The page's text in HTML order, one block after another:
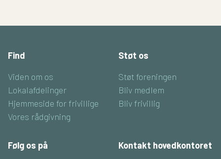
Find
Viden om os
Lokalafdelinger
Hjemmeside for frivillige
Vores rådgivning
Støt os
Støt foreningen
Bliv medlem
Bliv frivillig
Følg os på Kontakt hovedkontoret